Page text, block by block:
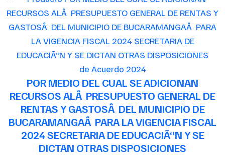
de Acuerdo 2024
POR MEDIO DEL CUAL SE ADICIONAN
RECURSOS ALÂ PRESUPUESTO GENERAL DE
RENTAS Y GASTOSÂ DEL MUNICIPIO DE
BUCARAMANGAÂ PARA LA VIGENCIA FISCAL
2024 SECRETARIA DE EDUCACIÃ“N Y SE
DICTAN OTRAS DISPOSICIONES